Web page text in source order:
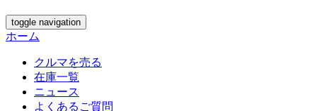
toggle navigation
ホーム
クルマを売る
在庫一覧
ニュース
よくあるご質問